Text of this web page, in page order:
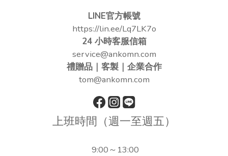
LINE官方帳號
https://lin.ee/Lq7LK7o
24 小時客服信箱
service@ankomn.com
禮贈品｜客製｜企業合作
tom@ankomn.com
上班時間（週一至週五）
9:00～13:00